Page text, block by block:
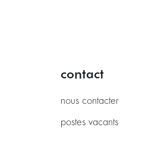
contact
nous contacter
postes vacants